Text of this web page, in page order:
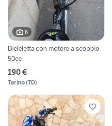
6
Bicicletta con motore a scoppio
50cc
190 €
Torino(TO)